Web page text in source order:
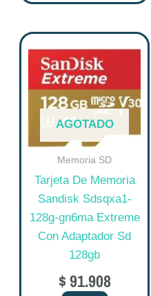
AGOTADO
Memoria SD
Tarjeta De Memoria
Sandisk Sdsqxa1-
128g-gn6ma Extreme
Con Adaptador Sd
128gb
$91.908